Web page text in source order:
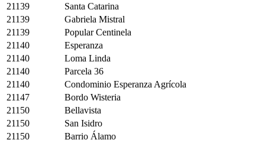
21139
Santa Catarina
21139
Gabriela Mistral
21139
Popular Centinela
21140
Esperanza
21140
Loma Linda
21140
Parcela 36
21140
Condominio Esperanza Agrícola
21147
Bordo Wisteria
21150
Bellavista
21150
San Isidro
21150
Barrio Álamo